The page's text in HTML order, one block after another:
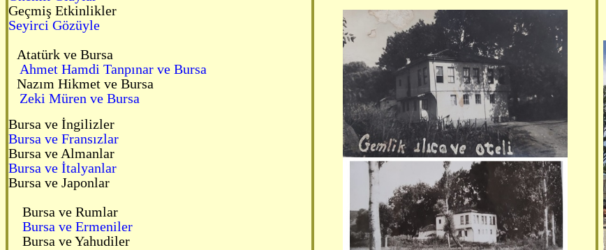
Geçmiş Etkinlikler
Seyirci Gözüyle
Atatürk ve Bursa
Ahmet Hamdi Tanpınar ve Bursa
Nazım Hikmet ve Bursa
Zeki Müren ve Bursa
Bursa ve İngilizler
Bursa ve Fransızlar
Bursa ve Almanlar
Bursa ve İtalyanlar
Bursa ve Japonlar
Bursa ve Rumlar
Bursa ve Ermeniler
Bursa ve Yahudiler